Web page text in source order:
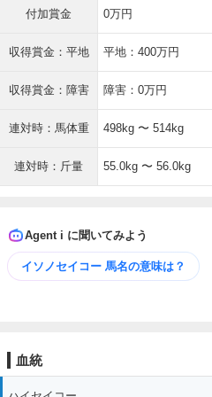
付加賞金 0万円
収得賞金：平地 平地：400万円
収得賞金：障害 障害：0万円
連対時：馬体重 498kg 〜 514kg
連対時：斤量 55.0kg 〜 56.0kg
Agent i に聞いてみよう
イソノセイコー 馬名の意味は？
血統